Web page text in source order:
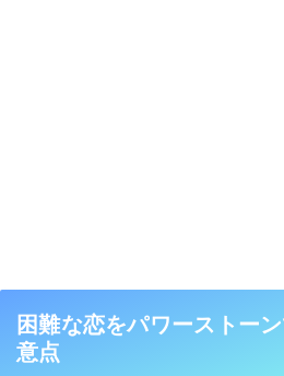
困難な恋をパワーストー
意点